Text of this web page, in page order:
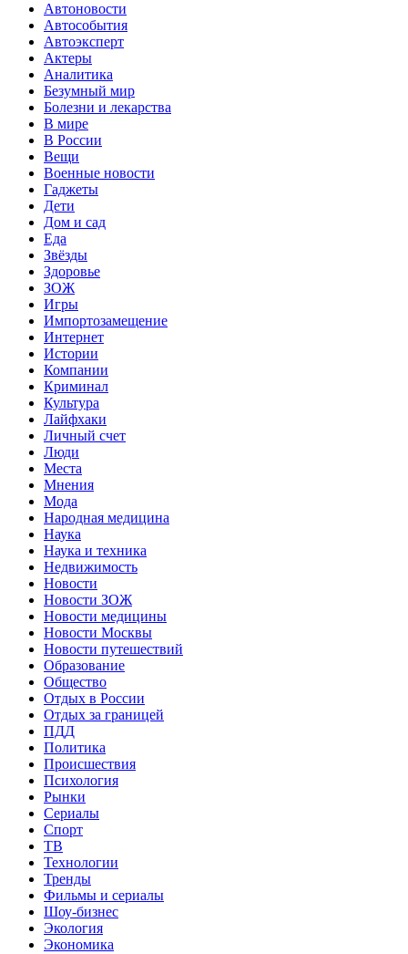
Автоновости
Автособытия
Автоэксперт
Актеры
Аналитика
Безумный мир
Болезни и лекарства
В мире
В России
Вещи
Военные новости
Гаджеты
Дети
Дом и сад
Еда
Звёзды
Здоровье
ЗОЖ
Игры
Импортозамещение
Интернет
Истории
Компании
Криминал
Культура
Лайфхаки
Личный счет
Люди
Места
Мнения
Мода
Народная медицина
Наука
Наука и техника
Недвижимость
Новости
Новости ЗОЖ
Новости медицины
Новости Москвы
Новости путешествий
Образование
Общество
Отдых в России
Отдых за границей
ПДД
Политика
Происшествия
Психология
Рынки
Сериалы
Спорт
ТВ
Технологии
Тренды
Фильмы и сериалы
Шоу-бизнес
Экология
Экономика